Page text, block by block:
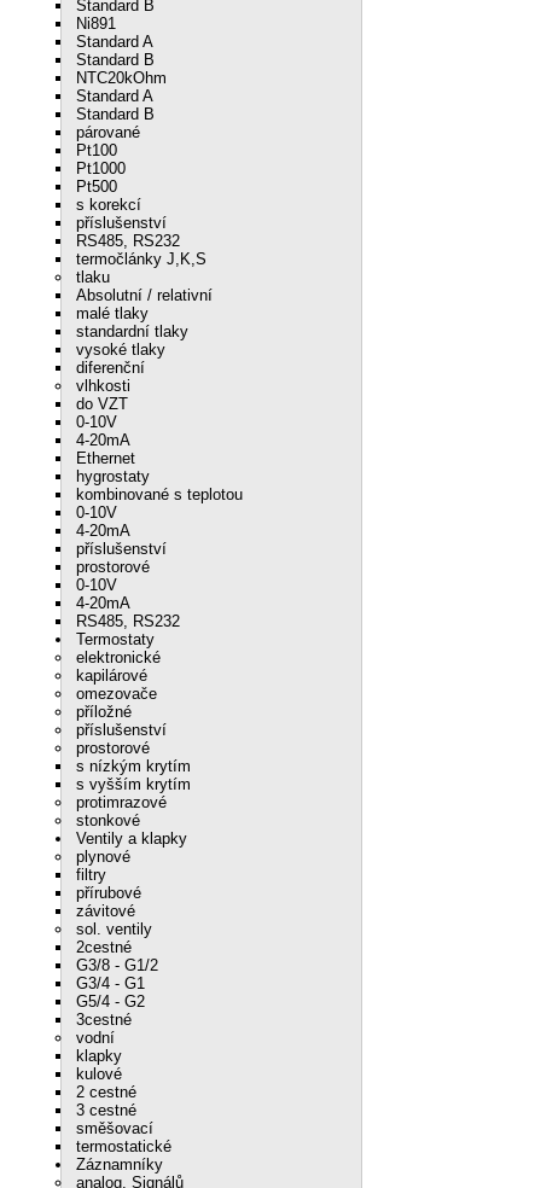
Standard B
Ni891
Standard A
Standard B
NTC20kOhm
Standard A
Standard B
párované
Pt100
Pt1000
Pt500
s korekcí
příslušenství
RS485, RS232
termočlánky J,K,S
tlaku
Absolutní / relativní
malé tlaky
standardní tlaky
vysoké tlaky
diferenční
vlhkosti
do VZT
0-10V
4-20mA
Ethernet
hygrostaty
kombinované s teplotou
0-10V
4-20mA
příslušenství
prostorové
0-10V
4-20mA
RS485, RS232
Termostaty
elektronické
kapilárové
omezovače
příložné
příslušenství
prostorové
s nízkým krytím
s vyšším krytím
protimrazové
stonkové
Ventily a klapky
plynové
filtry
přírubové
závitové
sol. ventily
2cestné
G3/8 - G1/2
G3/4 - G1
G5/4 - G2
3cestné
vodní
klapky
kulové
2 cestné
3 cestné
směšovací
termostatické
Záznamníky
analog. Signálů